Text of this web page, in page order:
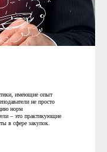
имеющие опыт
не просто
норм
– это практикующие
в сфере закупок.